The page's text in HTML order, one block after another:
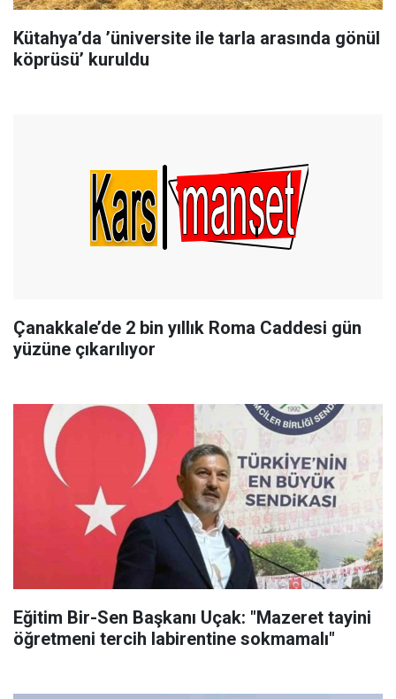
Kütahya’da ’üniversite ile tarla arasında gönül
köprüsü’ kuruldu
Çanakkale’de 2 bin yıllık Roma Caddesi gün
yüzüne çıkarılıyor
Eğitim Bir-Sen Başkanı Uçak: "Mazeret tayini
öğretmeni tercih labirentine sokmamalı"